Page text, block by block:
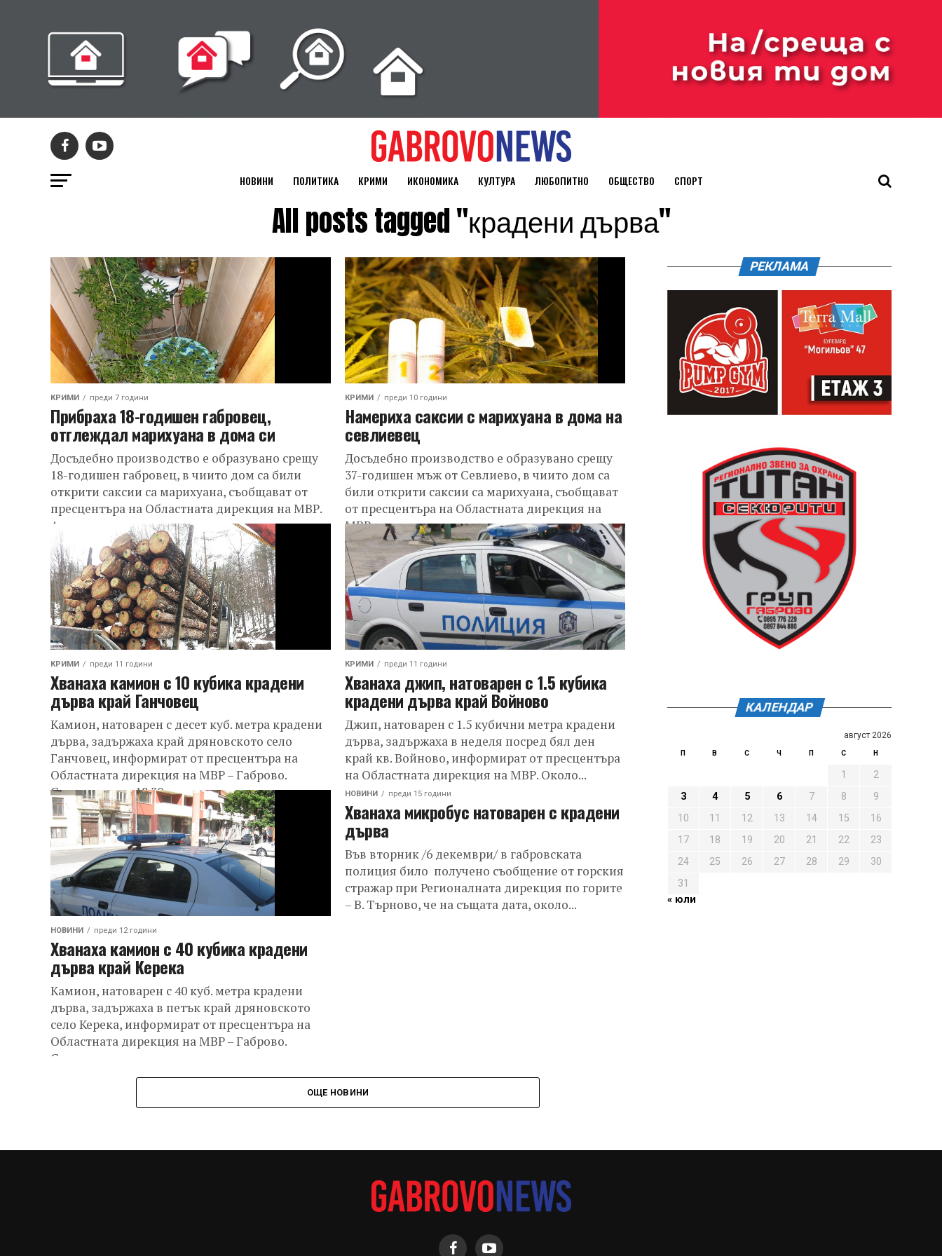
НОВИНИ ПОЛИТИКА КРИМИ ИКОНОМИКА КУЛТУРА ЛЮБОПИТНО ОБЩЕСТВО СПОРТ
All posts tagged "крадени дърва"
КРИМИ преди 7 години
Прибраха 18-годишен габровец,
отглеждал марихуана в дома си
Досъдебно производство е образувано срещу
18-годишен габровец, в чиито дом са били
открити саксии са марихуана, съобщават от
пресцентъра на Областната дирекция на МВР.
Акцията по...
КРИМИ преди 10 години
Намериха саксии с марихуана в дома на
севлиевец
Досъдебно производство е образувано срещу
37-годишен мъж от Севлиево, в чиито дом са
били открити саксии са марихуана, съобщават
от пресцентъра на Областната дирекция на
МВР...
КРИМИ преди 11 години
Хванаха камион с 10 кубика крадени
дърва край Ганчовец
Камион, натоварен с десет куб. метра крадени
дърва, задържаха край дряновското село
Ганчовец, информират от пресцентъра на
Областната дирекция на МВР – Габрово.
Снощи, около 18.30...
КРИМИ преди 11 години
Хванаха джип, натоварен с 1.5 кубика
крадени дърва край Войново
Джип, натоварен с 1.5 кубични метра крадени
дърва, задържаха в неделя посред бял ден
край кв. Войново, информират от пресцентъра
на Областната дирекция на МВР. Около...
НОВИНИ преди 12 години
Хванаха камион с 40 кубика крадени
дърва край Керека
Камион, натоварен с 40 куб. метра крадени
дърва, задържаха в петък край дряновското
село Керека, информират от пресцентъра на
Областната дирекция на МВР – Габрово.
Сигналът...
НОВИНИ преди 15 години
Хванаха микробус натоварен с крадени
дърва
Във вторник /6 декември/ в габровската
полиция било получено съобщение от горския
стражар при Регионалната дирекция по горите
– В. Търново, че на същата дата, около...
ОЩЕ НОВИНИ
РЕКЛАМА
КАЛЕНДАР
август 2026
П В С Ч П С Н
1
2
3
4 5 6 7 8
9
10
11 12 13 14 15
16
17
18 19 20 21 22
23
24
25 26 27 28 29
30
31
« юли